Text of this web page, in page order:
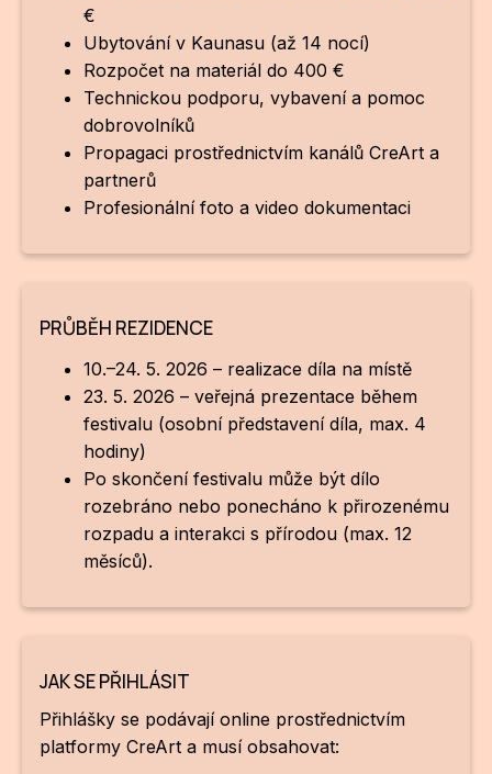
€
Ubytování v Kaunasu (až 14 nocí)
Rozpočet na materiál do 400 €
Technickou podporu, vybavení a pomoc
dobrovolníků
Propagaci prostřednictvím kanálů CreArt a
partnerů
Profesionální foto a video dokumentaci
PRŮBĚH REZIDENCE
10.–24. 5. 2026 – realizace díla na místě
23. 5. 2026 – veřejná prezentace během
festivalu (osobní představení díla, max. 4
hodiny)
Po skončení festivalu může být dílo
rozebráno nebo ponecháno k přirozenému
rozpadu a interakci s přírodou (max. 12
měsíců).
JAK SE PŘIHLÁSIT
Přihlášky se podávají online prostřednictvím
platformy CreArt a musí obsahovat: